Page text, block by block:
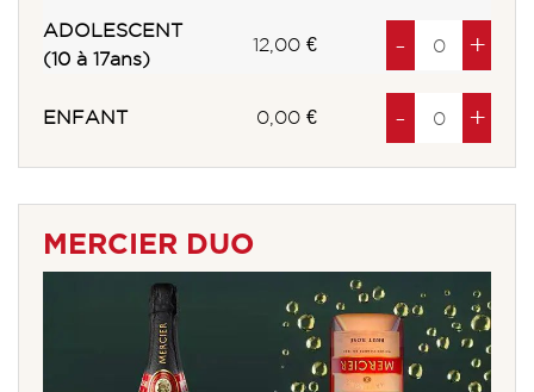
ADOLESCENT
(10 à 17ans)
12,00 € - Diminuer
produits
+à
ENFANT 0,00 € - Diminuer
produits
+à
MERCIER DUO